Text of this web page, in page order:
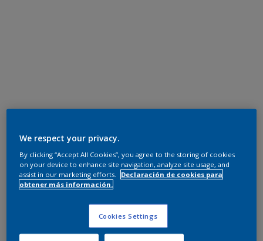
We respect your privacy.
By clicking “Accept All Cookies”, you agree to the storing of cookies
on your device to enhance site navigation, analyze site usage, and
assist in our marketing efforts.
Declaración de cookies para
obtener más información.
Cookies Settings